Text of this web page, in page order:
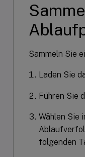
Sammeln Sie
Laden Sie
Führen Sie
Wählen Sie
folgenden